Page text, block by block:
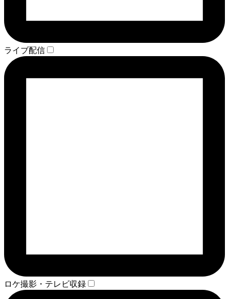
ライブ配信
ロケ撮影・テレビ収録